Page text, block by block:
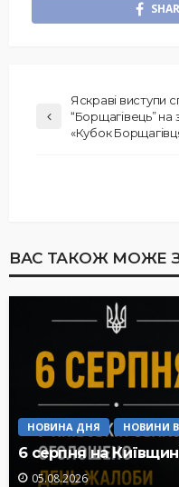
Яскраві
“Борщагівець” на
«Кубок
ВАС ТАКОЖ МОЖЕ
НОВИНА ДНЯ НОВИНИ
6 серпня на
05.08.2026